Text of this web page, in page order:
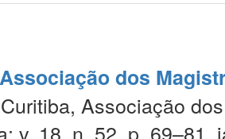
dos
Associação
v. 18, n. 52, p. 69–81,